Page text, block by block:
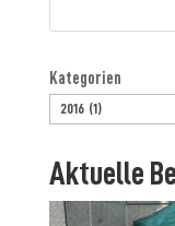
Kategorien
Aktuelle